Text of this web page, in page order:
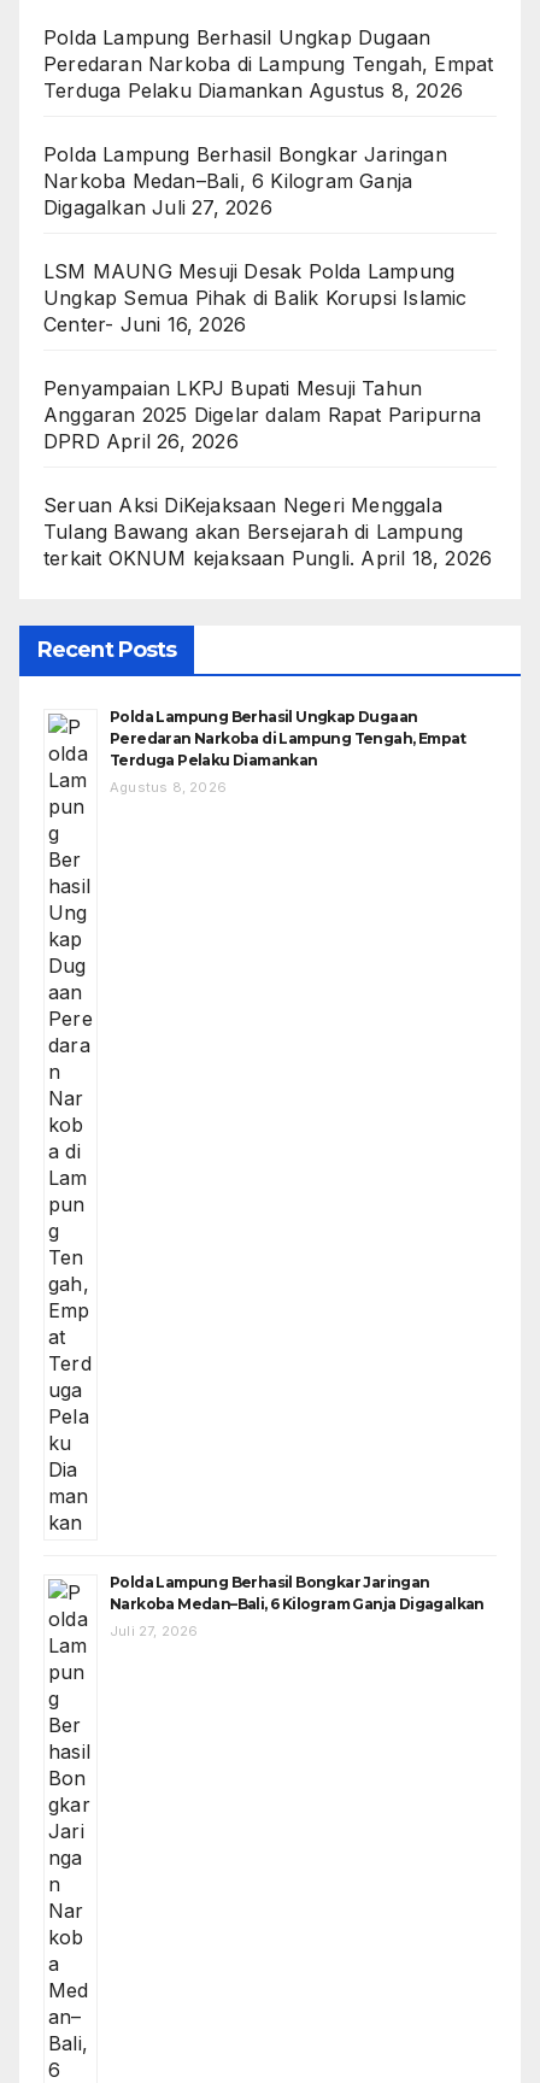
Polda Lampung Berhasil Ungkap Dugaan
Peredaran Narkoba di Lampung Tengah, Empat
Terduga Pelaku Diamankan Agustus 8, 2026
Polda Lampung Berhasil Bongkar Jaringan
Narkoba Medan–Bali, 6 Kilogram Ganja
Digagalkan Juli 27, 2026
LSM MAUNG Mesuji Desak Polda Lampung
Ungkap Semua Pihak di Balik Korupsi Islamic
Center- Juni 16, 2026
Penyampaian LKPJ Bupati Mesuji Tahun
Anggaran 2025 Digelar dalam Rapat Paripurna
DPRD April 26, 2026
Seruan Aksi DiKejaksaan Negeri Menggala
Tulang Bawang akan Bersejarah di Lampung
terkait OKNUM kejaksaan Pungli. April 18, 2026
Recent Posts
Polda Lampung Berhasil Ungkap Dugaan
Peredaran Narkoba di Lampung Tengah, Empat
Terduga Pelaku Diamankan
Agustus 8, 2026
Polda Lampung Berhasil Bongkar Jaringan
Narkoba Medan–Bali, 6 Kilogram Ganja Digagalkan
Juli 27, 2026